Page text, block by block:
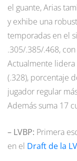
el guante, Arias
y exhibe una
temporadas en el
.305/.385/.468,
Actualmente
(.328), porcentaje
jugador regular
Además suma 17
– LVBP: Primera
en el Draft de la